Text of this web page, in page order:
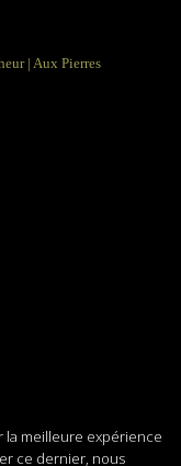
| Aux Pierres
la meilleure expérience
ce dernier, nous